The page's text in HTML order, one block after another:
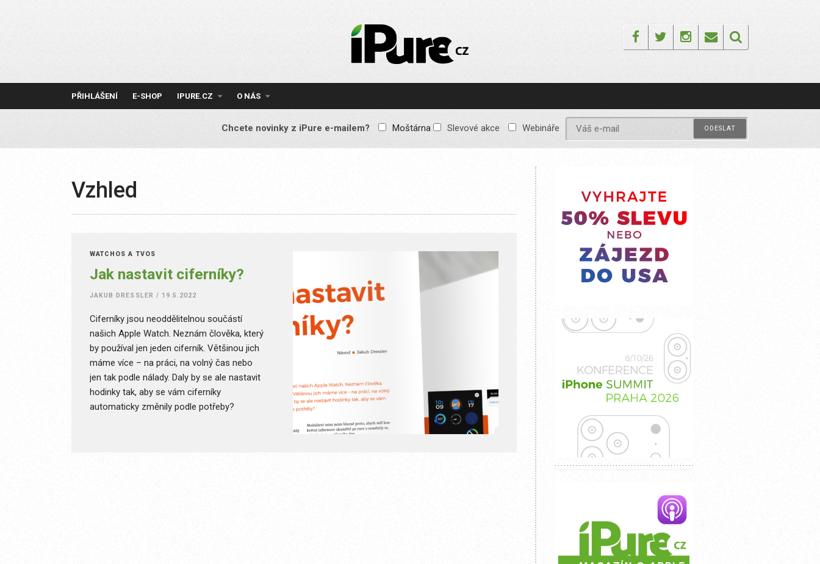
IPURE.CZ
Prémiový Apple e-
reklamy, žádné
obsah pro všechny
FacebookTwitterInstagram
Email
PŘIHLÁŠENÍ E-SHOP IPURE.CZ O NÁS
Chcete novinky z iPure e-mailem? Moštárna Slevové akce Webináře
Vzhled
WATCHOS A TVOS
Jak nastavit ciferníky?
JAKUB DRESSLER / 19.5.2022
Ciferníky jsou neoddělitelnou součástí
našich Apple Watch. Neznám člověka, který
by používal jen jeden ciferník. Většinou jich
máme více – na práci, na volný čas nebo
jen tak podle nálady. Daly by se ale nastavit
hodinky tak, aby se vám ciferníky
automaticky změnily podle potřeby?